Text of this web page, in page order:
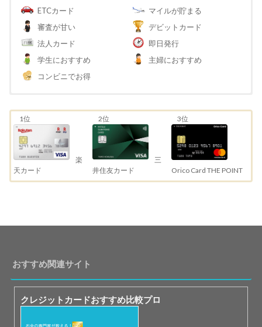
ETCカード
マイルが貯まる
審査が甘い
デビットカード
法人カード
即日発行
学生におすすめ
主婦におすすめ
コンビニでお得
1位
楽
天カード
2位
三
井住友カード
3位
Orico Card THE POINT
おすすめ関連サイト
クレジットカードおすすめ比較プロ